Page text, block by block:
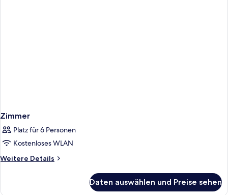
Zimmer
Platz für 6 Personen
Kostenloses WLAN
Weitere Details
Weitere
Daten auswählen und Preise sehen